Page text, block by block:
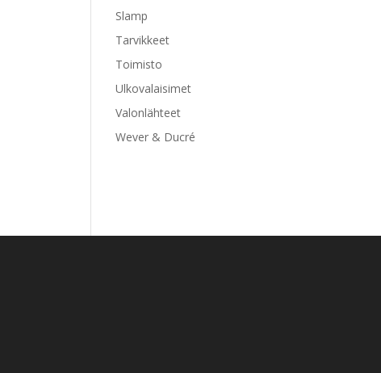
Slamp
Tarvikkeet
Toimisto
Ulkovalaisimet
Valonlähteet
Wever & Ducré